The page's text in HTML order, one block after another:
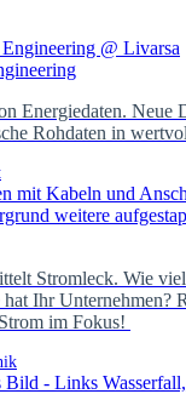
Energiedaten. Neue
Rohdaten in
Stromleck. Wie
Ihr Unternehmen?
im Fokus!